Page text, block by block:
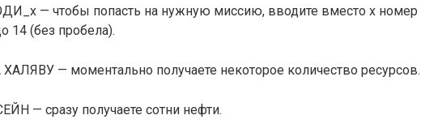
— чтобы попасть на нужную миссию, вводите вместо x номер
14 (без пробела).
— моментально получаете некоторое количество ресурсов.
— сразу получаете сотни нефти.